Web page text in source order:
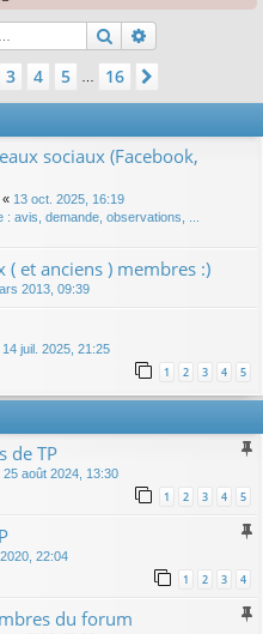
Rechercher
16
3 4 5 16
sociaux (Facebook,
« 13 oct. 2025, 16:19
: avis, demande, observations, ...
et anciens ) membres :)
2013, 09:39
14 juil. 2025, 21:25
1 2 3 4 5
de TP
25 août 2024, 13:30
1 2 3 4 5
22:04
1 2 3 4
du forum